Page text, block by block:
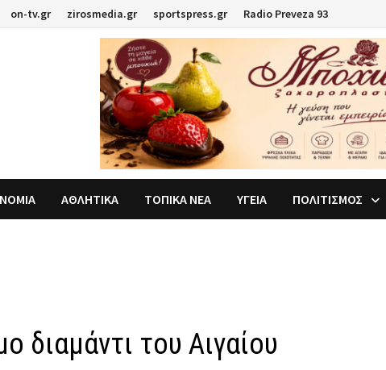
on-tv.gr zirosmedia.gr sportspress.gr Radio Preveza 93
ΑΘΛΗΤΙΚΑ ΤΟΠΙΚΑ ΝΕΑ ΥΓΕΙΑ ΠΟΛΙΤΙΣΜΟΣ
διαμάντι του Αιγαίου